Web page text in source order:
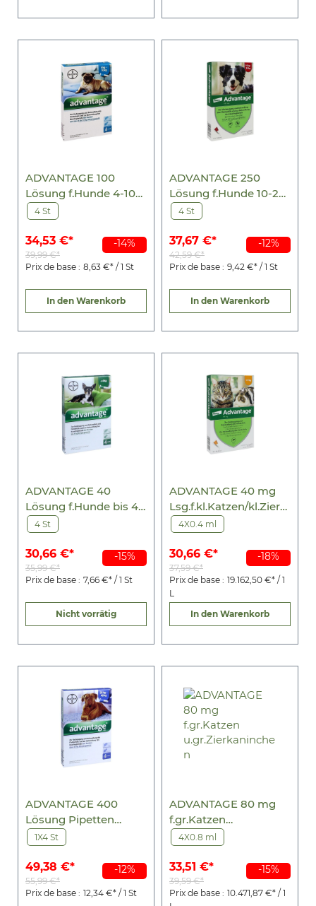
-14%
ADVANTAGE 100
Lösung f.Hunde 4-10
kg4 St
34,53 €*
39,99 €*
Prix de base : 8,63 €* / 1 St
In den Warenkorb
-12%
ADVANTAGE 250
Lösung f.Hunde 10-25
kg4 St
37,67 €*
42,59 €*
Prix de base : 9,42 €* / 1 St
In den Warenkorb
-15%
ADVANTAGE 40
Lösung f.Hunde bis 4
kg4 St
30,66 €*
35,99 €*
Prix de base : 7,66 €* / 1 St
Nicht vorrätig
-18%
ADVANTAGE 40 mg
Lsg.f.kl.Katzen/kl.Zierk
aninchen
4X0.4 ml
30,66 €*
37,59 €*
Prix de base : 19.162,50 €* / 1
L
In den Warenkorb
-12%
ADVANTAGE 400
Lösung Pipetten
f.Hunde ab 25 kg
1X4 St
49,38 €*
55,99 €*
Prix de base : 12,34 €* / 1 St
-15%
ADVANTAGE 80 mg
f.gr.Katzen
u.gr.Zierkaninchen
4X0.8 ml
33,51 €*
39,59 €*
Prix de base : 10.471,87 €* / 1